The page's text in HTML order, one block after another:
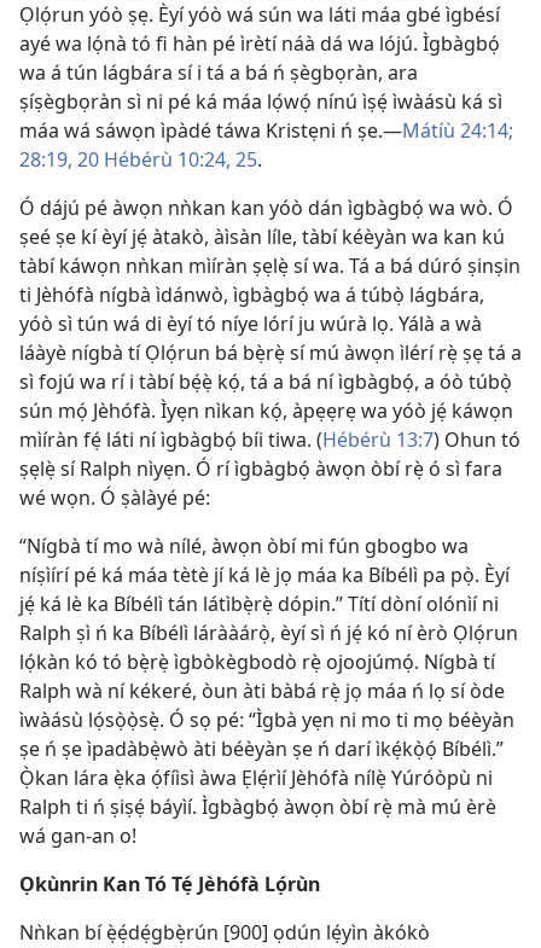
Ọlọ́run yóò ṣẹ. Èyí yóò wá sún wa láti máa gbé ìgbésí
ayé wa lọ́nà tó fi hàn pé ìrètí náà dá wa lójú. Ìgbàgbọ́
wa á tún lágbára sí i tá a bá ń ṣègbọràn, ara
ṣíṣègbọràn sì ni pé ká máa lọ́wọ́ nínú ìṣẹ́ ìwàásù ká sì
máa wá sáwọn ìpàdé táwa Kristẹni ń ṣe.—Mátíù 24:14;
28:19, 20 Hébérù 10:24, 25.
Ó dájú pé àwọn nǹkan kan yóò dán ìgbàgbọ́ wa wò. Ó
ṣeé ṣe kí èyí jẹ́ àtakò, àìsàn líle, tàbí kéèyàn wa kan kú
tàbí káwọn nǹkan mìíràn ṣẹlẹ̀ sí wa. Tá a bá dúró ṣinṣin
ti Jèhófà nígbà ìdánwò, ìgbàgbọ́ wa á túbọ̀ lágbára,
yóò sì tún wá di èyí tó níye lórí ju wúrà lọ. Yálà a wà
láàyè nígbà tí Ọlọ́run bá bẹ̀rẹ̀ sí mú àwọn ìlérí rẹ̀ ṣẹ tá a
sì fojú wa rí i tàbí bẹ́ẹ̀ kọ́, tá a bá ní ìgbàgbọ́, a óò túbọ̀
sún mọ́ Jèhófà. Ìyẹn nìkan kọ́, àpẹẹrẹ wa yóò jẹ́ káwọn
mìíràn fẹ́ láti ní ìgbàgbọ́ bíi tiwa. (Hébérù 13:7) Ohun tó
ṣẹlẹ̀ sí Ralph nìyẹn. Ó rí ìgbàgbọ́ àwọn òbí rẹ̀ ó sì fara
wé wọn. Ó ṣàlàyé pé:
“Nígbà tí mo wà nílé, àwọn òbí mi fún gbogbo wa
níṣìírí pé ká máa tètè jí ká lè jọ máa ka Bíbélì pa pọ̀. Èyí
jẹ́ ká lè ka Bíbélì tán látìbẹ̀rẹ̀ dópin.” Títí dòní olónìí ni
Ralph ṣì ń ka Bíbélì lárààárọ̀, èyí sì ń jẹ́ kó ní èrò Ọlọ́run
lọ́kàn kó tó bẹ̀rẹ̀ ìgbòkègbodò rẹ̀ ojoojúmọ́. Nígbà tí
Ralph wà ní kékeré, òun àti bàbá rẹ̀ jọ máa ń lọ sí òde
ìwàásù lọ́sọ̀ọ̀sẹ̀. Ó sọ pé: “Ìgbà yẹn ni mo ti mọ béèyàn
ṣe ń ṣe ìpadàbẹ̀wò àti béèyàn ṣe ń darí ìkẹ́kọ̀ọ́ Bíbélì.”
Ọ̀kan lára ẹ̀ka ọ́fíìsì àwa Ẹlẹ́rìí Jèhófà nílẹ̀ Yúróòpù ni
Ralph ti ń ṣiṣẹ́ báyìí. Ìgbàgbọ́ àwọn òbí rẹ̀ mà mú èrè
wá gan-an o!
Ọkùnrin Kan Tó Tẹ́ Jèhófà Lọ́rùn
Nǹkan bí ẹ̀ẹ́dẹ́gbẹ̀rún [900] ọdún lẹ́yìn àkókò